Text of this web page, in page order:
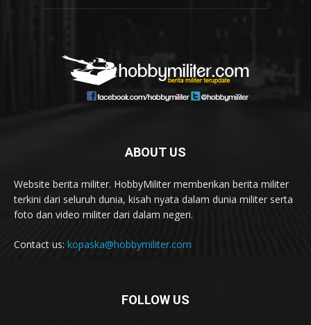
ABOUT US
Website berita militer. HobbyMiliter memberikan berita militer
terkini dari seluruh dunia, kisah nyata dalam dunia militer serta
foto dan video militer dari dalam negeri.
Contact us: kopaska@hobbymiliter.com
FOLLOW US